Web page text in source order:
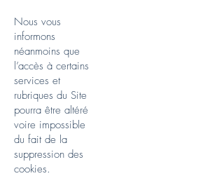
Nous vous
informons
néanmoins que
l’accès à certains
services et
rubriques du Site
pourra être altéré
voire impossible
du fait de la
suppression des
cookies.